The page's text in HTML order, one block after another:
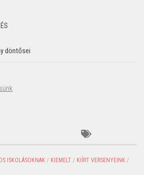
döntősei
ISKOLÁSOKNAK / KIEMELT / KIÍRT VERSENYEINK /